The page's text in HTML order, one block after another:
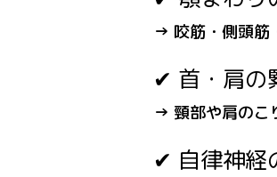
→ 咬筋・側頭筋
✔ 首・肩の
→ 頸部や肩のこ
✔ 自律神経